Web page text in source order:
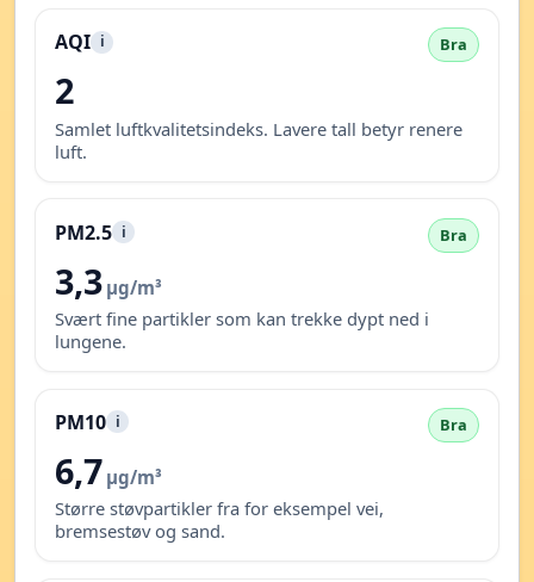
AQI i Bra
2
Samlet luftkvalitetsindeks. Lavere tall betyr renere
luft.
PM2.5 i Bra
3,3 µg/m³
Svært fine partikler som kan trekke dypt ned i
lungene.
PM10 i Bra
6,7 µg/m³
Større støvpartikler fra for eksempel vei,
bremsestøv og sand.